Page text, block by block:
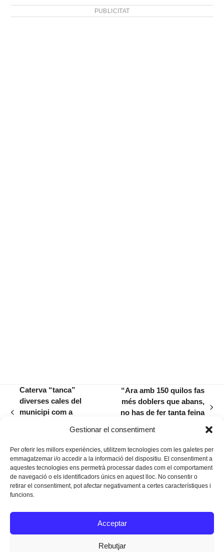
Gestionar el consentiment
Per oferir les millors experiències, utilitzem tecnologies com les galetes per
emmagatzemar i/o accedir a la informació del dispositiu. El consentiment a
aquestes tecnologies ens permetrà processar dades com el comportament
de navegació o els identificadors únics en aquest lloc. No consentir o
retirar el consentiment, pot afectar negativament a certes característiques i
funcions.
Acceptar
Rebutjar
PUBLICITAT
previous
Caterva “tanca”
diverses cales del
municipi com a
massificació turística
next
“Ara amb 150 quilos fas
més doblers que abans,
no has de fer tanta feina
Instagram
Facebook
Twitter
Texts Legals